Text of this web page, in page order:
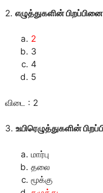
2. எழுத்துகளின்
2
3
4
5
விடை : 2
3. உயிரெழுத்துகளின்
மார்பு
தலை
மூக்கு